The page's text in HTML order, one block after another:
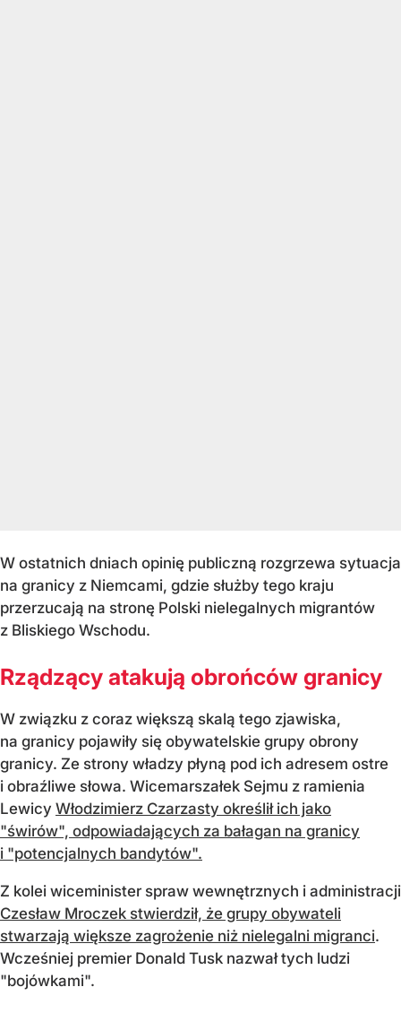
W ostatnich dniach opinię publiczną rozgrzewa sytuacja
na granicy z Niemcami, gdzie służby tego kraju
przerzucają na stronę Polski nielegalnych migrantów
z Bliskiego Wschodu.
Rządzący atakują obrońców granicy
W związku z coraz większą skalą tego zjawiska,
na granicy pojawiły się obywatelskie grupy obrony
granicy. Ze strony władzy płyną pod ich adresem ostre
i obraźliwe słowa. Wicemarszałek Sejmu z ramienia
Lewicy Włodzimierz Czarzasty określił ich jako
"świrów", odpowiadających za bałagan na granicy
i "potencjalnych bandytów".
Z kolei wiceminister spraw wewnętrznych i administracji
Czesław Mroczek stwierdził, że grupy obywateli
stwarzają większe zagrożenie niż nielegalni migranci.
Wcześniej premier Donald Tusk nazwał tych ludzi
"bojówkami".